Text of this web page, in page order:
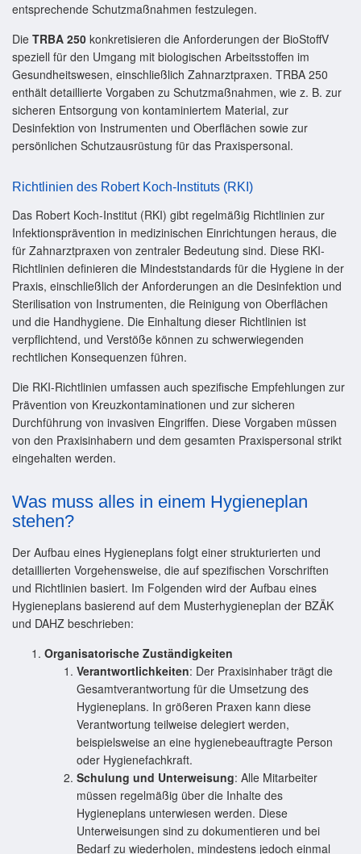
entsprechende Schutzmaßnahmen festzulegen.
Die TRBA 250 konkretisieren die Anforderungen der BioStoffV
speziell für den Umgang mit biologischen Arbeitsstoffen im
Gesundheitswesen, einschließlich Zahnarztpraxen. TRBA 250
enthält detaillierte Vorgaben zu Schutzmaßnahmen, wie z. B. zur
sicheren Entsorgung von kontaminiertem Material, zur
Desinfektion von Instrumenten und Oberflächen sowie zur
persönlichen Schutzausrüstung für das Praxispersonal.
Richtlinien des Robert Koch-Instituts (RKI)
Das Robert Koch-Institut (RKI) gibt regelmäßig Richtlinien zur
Infektionsprävention in medizinischen Einrichtungen heraus, die
für Zahnarztpraxen von zentraler Bedeutung sind. Diese RKI-
Richtlinien definieren die Mindeststandards für die Hygiene in der
Praxis, einschließlich der Anforderungen an die Desinfektion und
Sterilisation von Instrumenten, die Reinigung von Oberflächen
und die Handhygiene. Die Einhaltung dieser Richtlinien ist
verpflichtend, und Verstöße können zu schwerwiegenden
rechtlichen Konsequenzen führen.
Die RKI-Richtlinien umfassen auch spezifische Empfehlungen zur
Prävention von Kreuzkontaminationen und zur sicheren
Durchführung von invasiven Eingriffen. Diese Vorgaben müssen
von den Praxisinhabern und dem gesamten Praxispersonal strikt
eingehalten werden.
Was muss alles in einem Hygieneplan
stehen?
Der Aufbau eines Hygieneplans folgt einer strukturierten und
detaillierten Vorgehensweise, die auf spezifischen Vorschriften
und Richtlinien basiert. Im Folgenden wird der Aufbau eines
Hygieneplans basierend auf dem Musterhygieneplan der BZÄK
und DAHZ beschrieben:
Organisatorische Zuständigkeiten
Verantwortlichkeiten: Der Praxisinhaber trägt die
Gesamtverantwortung für die Umsetzung des
Hygieneplans. In größeren Praxen kann diese
Verantwortung teilweise delegiert werden,
beispielsweise an eine hygienebeauftragte Person
oder Hygienefachkraft.
Schulung und Unterweisung: Alle Mitarbeiter
müssen regelmäßig über die Inhalte des
Hygieneplans unterwiesen werden. Diese
Unterweisungen sind zu dokumentieren und bei
Bedarf zu wiederholen, mindestens jedoch einmal